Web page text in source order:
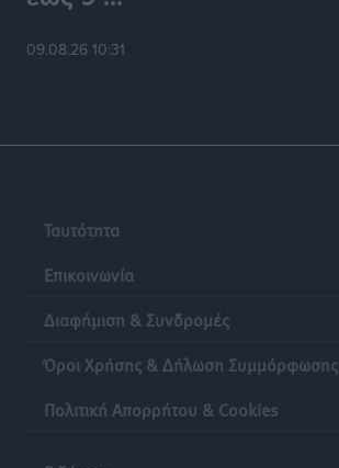
αγωνιστικών της κανονικής περιόδου
Αθλητικά• πριν 24 ώρες
09.08.26 10:31
Ταυτότητα
Επικοινωνία
Διαφήμιση & Συνδρομές
Όροι Χρήσης & Δήλωση Συμμόρφωσης
Πολιτική Απορρήτου & Cookies